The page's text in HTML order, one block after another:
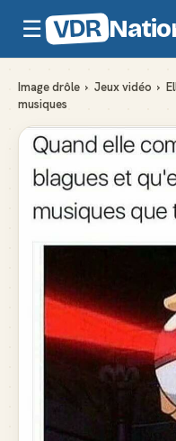
☰ VDR
Image drôle › Jeux vidéo ›
musiques